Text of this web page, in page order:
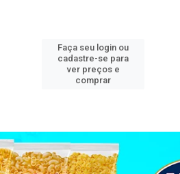
Faça seu login ou
cadastre-se para
ver preços e
comprar